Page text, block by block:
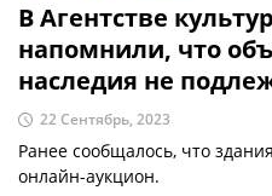
В Агентстве
напомнили, что
наследия не
22 Сентябрь, 2023
Ранее сообщалось, что
онлайн-аукцион.